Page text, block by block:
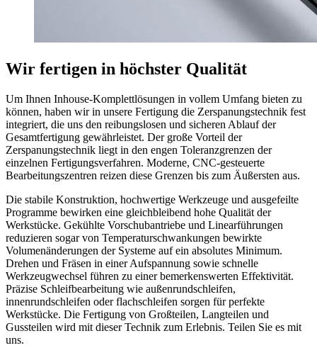
Wir fertigen in höchster Qualität
Um Ihnen Inhouse-Komplettlösungen in vollem Umfang bieten zu
können, haben wir in unsere Fertigung die Zerspanungstechnik fest
integriert, die uns den reibungslosen und sicheren Ablauf der
Gesamtfertigung gewährleistet. Der große Vorteil der
Zerspanungstechnik liegt in den engen Toleranzgrenzen der
einzelnen Fertigungsverfahren. Moderne, CNC-gesteuerte
Bearbeitungszentren reizen diese Grenzen bis zum Äußersten aus.
Die stabile Konstruktion, hochwertige Werkzeuge und ausgefeilte
Programme bewirken eine gleichbleibend hohe Qualität der
Werkstücke. Gekühlte Vorschubantriebe und Linearführungen
reduzieren sogar von Temperaturschwankungen bewirkte
Volumenänderungen der Systeme auf ein absolutes Minimum.
Drehen und Fräsen in einer Aufspannung sowie schnelle
Werkzeugwechsel führen zu einer bemerkenswerten Effektivität.
Präzise Schleifbearbeitung wie außenrundschleifen,
innenrundschleifen oder flachschleifen sorgen für perfekte
Werkstücke. Die Fertigung von Großteilen, Langteilen und
Gussteilen wird mit dieser Technik zum Erlebnis. Teilen Sie es mit
uns.